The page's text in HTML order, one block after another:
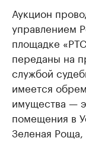
Аукцион
управлением
площадке
переданы на
службой
имеется
имущества —
помещения в
Зеленая Роща,